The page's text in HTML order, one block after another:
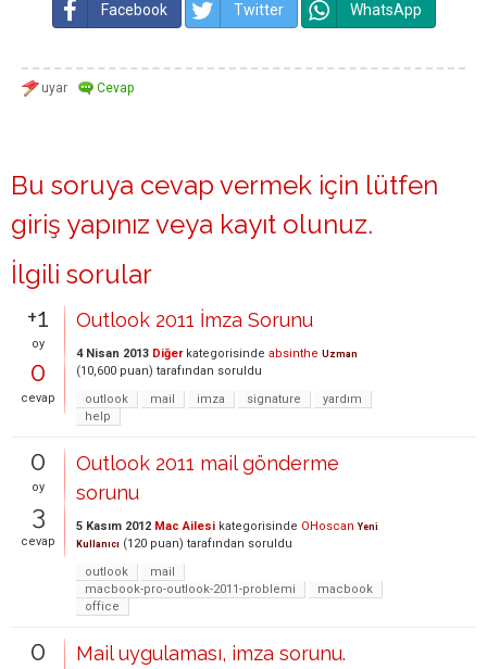
Facebook Twitter WhatsApp
Bu soruya cevap vermek için lütfen
giriş yapınız veya kayıt olunuz.
İlgili sorular
+1
oy
0
cevap
Outlook 2011 İmza Sorunu
4 Nisan 2013 Diğerkategorisinde absinthe Uzman
(10,600 puan) tarafından soruldu
outlook
mail imza signature
yardım
help
0
oy
3
cevap
Outlook 2011 mail gönderme
sorunu
5 Kasım 2012 Mac Ailesi kategorisinde OHoscan Yeni
Kullanıcı (120 puan) tarafından soruldu
outlook
mail
macbook-pro-outlook-2011-problemi
macbook
office
0 Mail uygulaması, imza sorunu.